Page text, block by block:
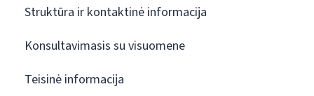
Struktūra ir kontaktinė informacija
Konsultavimasis su visuomene
Teisinė informacija